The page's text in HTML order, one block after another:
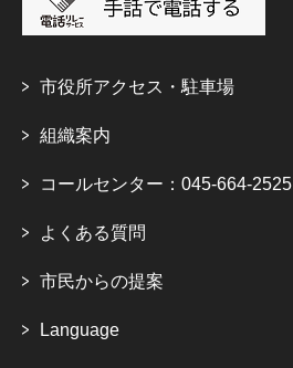
市役所アクセス・駐車場
組織案内
コールセンター：045-664-2525
よくある質問
市民からの提案
Language